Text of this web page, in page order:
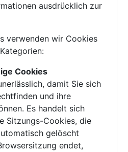
ausdrücklich zur
verwenden wir Cookies
Cookies
damit Sie sich
und ihre
Es handelt sich
Sitzungs-Cookies, die
gelöscht
endet,